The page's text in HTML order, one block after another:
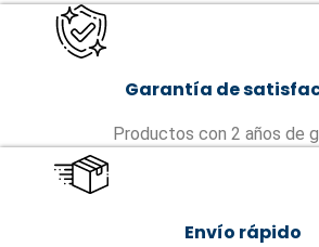
Garantía de
Productos con 2 años de
Envío rápido